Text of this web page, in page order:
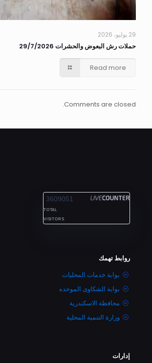
29 يوليو، 2026
حملات رش البعوض والحشرات 29/7/2026
Read more
Comments are closed.
3609051
TOTAL
VISITORS
روابط تهمك
بوابة خدمات المحليات
بوابة الشكاوى الموحده
محافظة الاسكندرية
وزارة التنمية المحلية
إدارات